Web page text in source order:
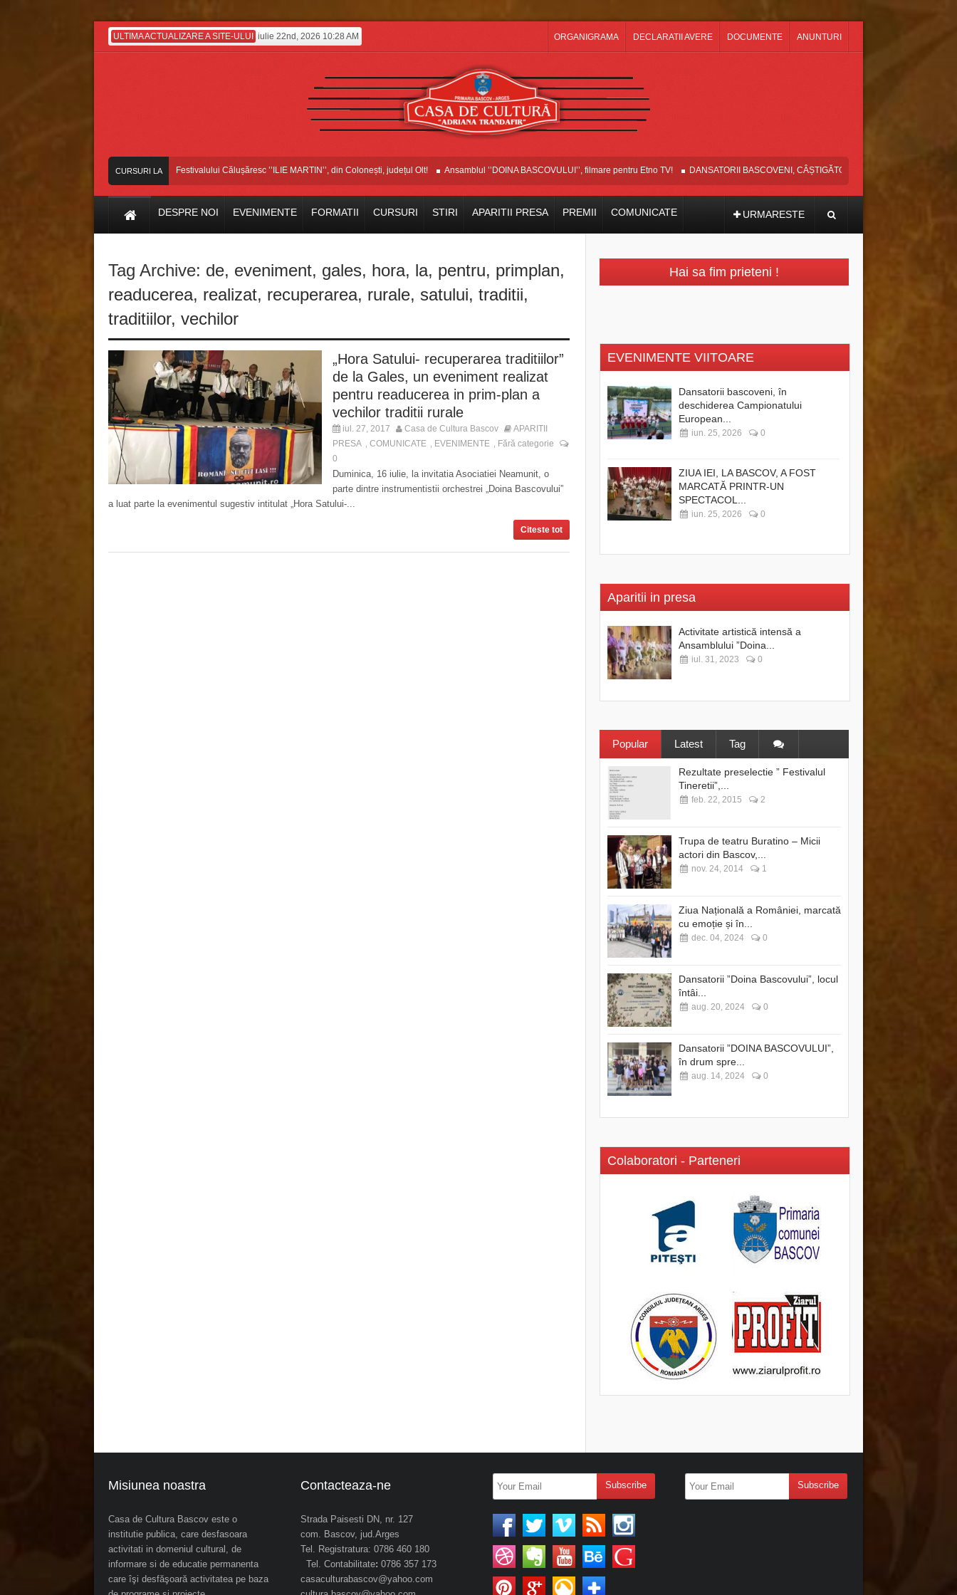
ULTIMA ACTUALIZARE A SITE-ULUI iulie 22nd, 2026 10:28 AM ORGANIGRAMA DECLARATII AVERE DOCUMENTE ANUNTURI
CURSURI LA
ZI
Dansatorii bascoveni, pe scena Festivalului Călușăresc ’’ILIE MARTIN’’, din Colonești, județul Olt! Ansamblul ’’DOINA BASCOVULUI’’, filmare pentru Etno TV! DANSATORII BASCOVENI, CÂȘTIGĂTORII MARELUI PREMIU ȘI AL
DESPRE NOI EVENIMENTE FORMATII CURSURI STIRI APARITII PRESA PREMII COMUNICATE URMARESTE
Tag Archive: de, eveniment, gales, hora, la, pentru, primplan,
readucerea, realizat, recuperarea, rurale, satului, traditii,
traditiilor, vechilor
„Hora Satului- recuperarea traditiilor”
de la Gales, un eveniment realizat
pentru readucerea in prim-plan a
vechilor traditii rurale
iul. 27, 2017 Casa de Cultura Bascov
APARITII
PRESA
COMUNICATE EVENIMENTE
Fără categorie
0
Duminica, 16 iulie, la invitatia Asociatiei Neamunit, o
parte dintre instrumentistii orchestrei „Doina Bascovului”
a luat parte la evenimentul sugestiv intitulat „Hora Satului-...
Citeste tot
Hai sa fim prieteni !
EVENIMENTE VIITOARE
Dansatorii bascoveni, în
deschiderea Campionatului
European...
iun. 25, 2026 0
ZIUA IEI, LA BASCOV, A FOST
MARCATĂ PRINTR-UN
SPECTACOL...
iun. 25, 2026 0
Aparitii in presa
Activitate artistică intensă a
Ansamblului ”Doina...
iul. 31, 2023 0
Popular Latest Tag
Rezultate preselectie ” Festivalul
Tineretii”,...
feb. 22, 2015 2
Trupa de teatru Buratino – Micii
actori din Bascov,...
nov. 24, 2014 1
Ziua Națională a României, marcată
cu emoție și în...
dec. 04, 2024 0
Dansatorii ”Doina Bascovului”, locul
întâi...
aug. 20, 2024 0
Dansatorii ”DOINA BASCOVULUI”,
în drum spre...
aug. 14, 2024 0
Colaboratori - Parteneri
Misiunea noastra
Casa de Cultura Bascov este o
institutie publica, care desfasoara
activitati in domeniul cultural, de
informare si de educatie permanenta
care îşi desfăşoară activitatea pe baza
Contacteaza-ne
Strada Paisesti DN, nr. 127
com. Bascov, jud.Arges
Tel. Registratura: 0786 460 180
Tel. Contabilitate: 0786 357 173
casaculturabascov@yahoo.com